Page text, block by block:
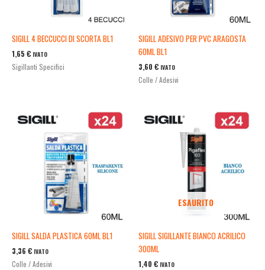
SIGILL 4 BECCUCCI DI SCORTA BL1
1,65 € IVATO
Sigillanti Specifici
SIGILL ADESIVO PER PVC ARAGOSTA
60ML BL1
3,60 € IVATO
Colle / Adesivi
SIGILL SALDA PLASTICA 60ML BL1
3,36 € IVATO
Colle / Adesivi
ESAURITO
SIGILL SIGILLANTE BIANCO ACRILICO
300ML
1,40 € IVATO